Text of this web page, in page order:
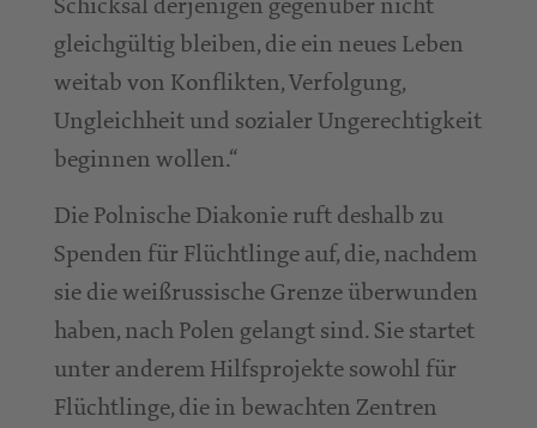
gleichgültig bleiben, die ein neues Leben
weitab von Konflikten, Verfolgung,
Ungleichheit und sozialer Ungerechtigkeit
beginnen wollen.“
Die Polnische Diakonie ruft deshalb zu
Spenden für Flüchtlinge auf, die, nachdem
sie die weißrussische Grenze überwunden
haben, nach Polen gelangt sind. Sie startet
unter anderem Hilfsprojekte sowohl für
Flüchtlinge, die in bewachten Zentren